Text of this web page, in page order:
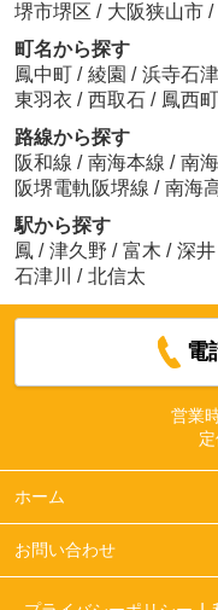
堺市堺区 / 大阪狭山市 /
町名から探す
鳳中町 / 綾園 / 浜寺石
東羽衣 / 西取石 / 鳳西町
路線から探す
阪和線 / 南海本線 / 南
阪堺電軌阪堺線 / 南海
駅から探す
鳳 / 津久野 / 富木 / 深井
石津川
/ 北信太
電
営業
定
ホーム
お問い合わせ